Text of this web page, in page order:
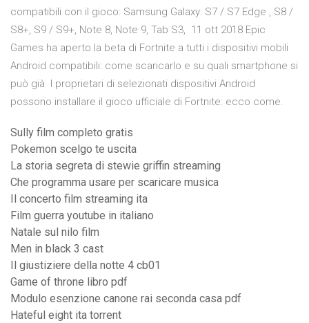
compatibili con il gioco: Samsung Galaxy: S7 / S7 Edge , S8 /
S8+, S9 / S9+, Note 8, Note 9, Tab S3, 11 ott 2018 Epic
Games ha aperto la beta di Fortnite a tutti i dispositivi mobili
Android compatibili: come scaricarlo e su quali smartphone si
può già I proprietari di selezionati dispositivi Android
possono installare il gioco ufficiale di Fortnite: ecco come.
Sully film completo gratis
Pokemon scelgo te uscita
La storia segreta di stewie griffin streaming
Che programma usare per scaricare musica
Il concerto film streaming ita
Film guerra youtube in italiano
Natale sul nilo film
Men in black 3 cast
Il giustiziere della notte 4 cb01
Game of throne libro pdf
Modulo esenzione canone rai seconda casa pdf
Hateful eight ita torrent